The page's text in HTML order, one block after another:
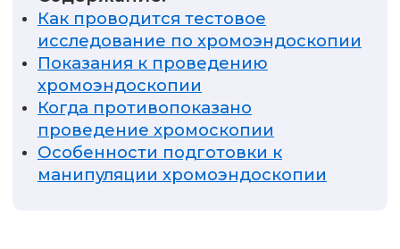
Как проводится тестовое
исследование по хромоэндоскопии
Показания к проведению
хромоэндоскопии
Когда противопоказано
проведение хромоскопии
Особенности подготовки к
манипуляции хромоэндоскопии